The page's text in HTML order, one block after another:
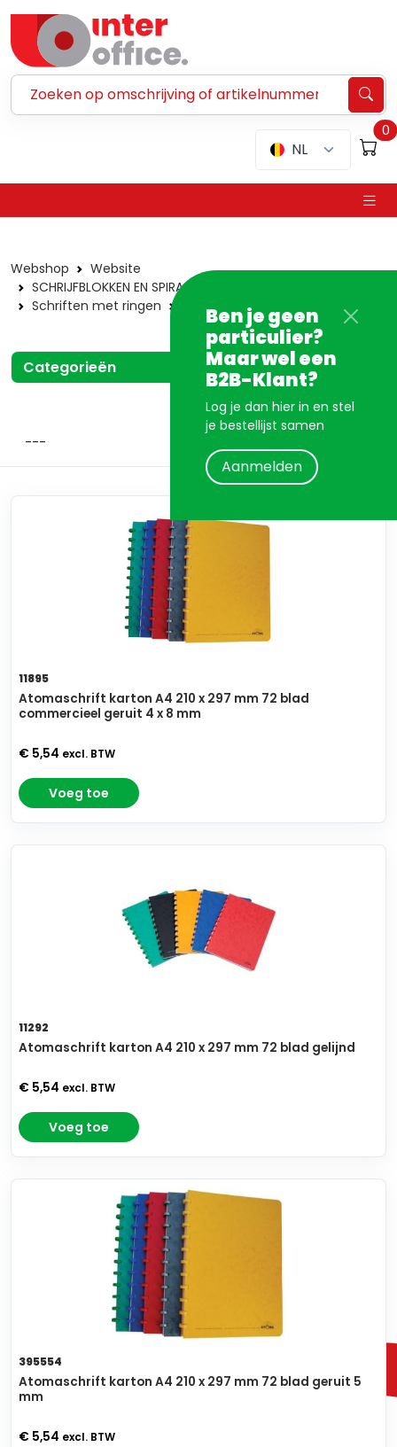
NL
0
Ben je geen
particulier?
Maar wel een
B2B-Klant?
Log je dan hier in en stel
je bestellijst samen
Aanmelden
Webshop
Website
SCHRIJFBLOKKEN EN SPIRAALSCHRIFTEN
Schriften met ringen
Atoma schriften
Categorieën
11895
Atomaschrift karton A4 210 x 297 mm 72 blad
commercieel geruit 4 x 8 mm
€ 5,54 excl. BTW
Voeg toe
11292
Atomaschrift karton A4 210 x 297 mm 72 blad gelijnd
€ 5,54 excl. BTW
Voeg toe
395554
Atomaschrift karton A4 210 x 297 mm 72 blad geruit 5
mm
€ 5,54 excl. BTW